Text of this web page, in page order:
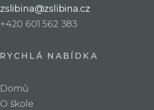
zslibina@zslibina.cz
+420 601 562 383
RYCHLÁ NABÍDKA
Domů
O škole